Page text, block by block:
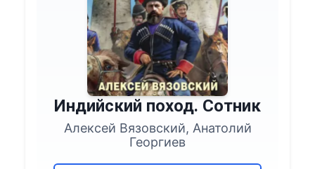
Индийский поход. Сотник
Алексей Вязовский, Анатолий
Георгиев